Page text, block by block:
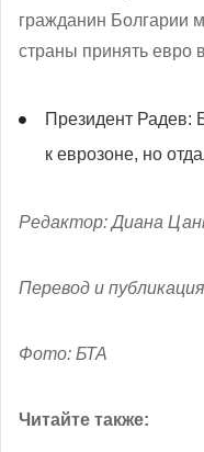
гражданин Болгарии
страны принять евро
Президент Радев:
к еврозоне, но
Редактор: Диана
Перевод и
Фото: БТА
Читайте также: